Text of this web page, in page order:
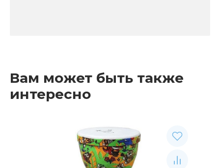
Вам может быть также
интересно